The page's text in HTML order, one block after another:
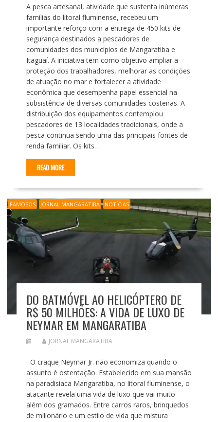
A pesca artesanal, atividade que sustenta inúmeras
famílias do litoral fluminense, recebeu um
importante reforço com a entrega de 450 kits de
segurança destinados a pescadores de
comunidades dos municípios de Mangaratiba e
Itaguaí. A iniciativa tem como objetivo ampliar a
proteção dos trabalhadores, melhorar as condições
de atuação no mar e fortalecer a atividade
econômica que desempenha papel essencial na
subsistência de diversas comunidades costeiras. A
distribuição dos equipamentos contemplou
pescadores de 13 localidades tradicionais, onde a
pesca continua sendo uma das principais fontes de
renda familiar. Os kits…
READ MORE
FAMOSOS JORNAL MANGARATIBA NOTÍCIAS
DO BATMÓVEL AO HELICÓPTERO DE
R$ 50 MILHÕES: A VIDA DE LUXO DE
NEYMAR EM MANGARATIBA
JORNAL MANGARATIBA
O craque Neymar Jr. não economiza quando o
assunto é ostentação. Estabelecido em sua mansão
na paradisíaca Mangaratiba, no litoral fluminense, o
atacante revela uma vida de luxo que vai muito
além dos gramados. Entre carros raros, brinquedos
de milionário e um estilo de vida que mistura